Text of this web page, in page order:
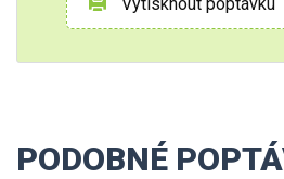
PODOBNÉ